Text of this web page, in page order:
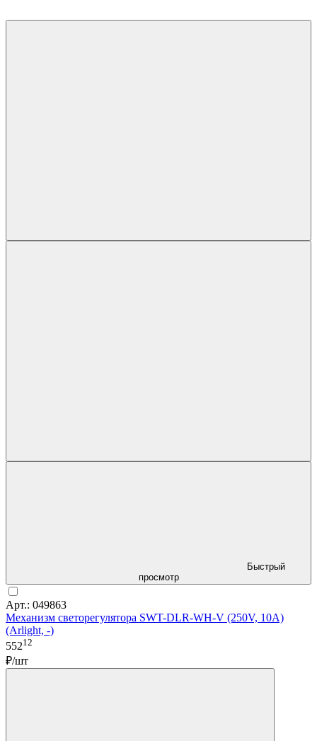
Быстрый
просмотр
Арт.: 049863
Механизм светорегулятора SWT-DLR-WH-V (250V, 10A)
(Arlight, -)
55212
₽/шт